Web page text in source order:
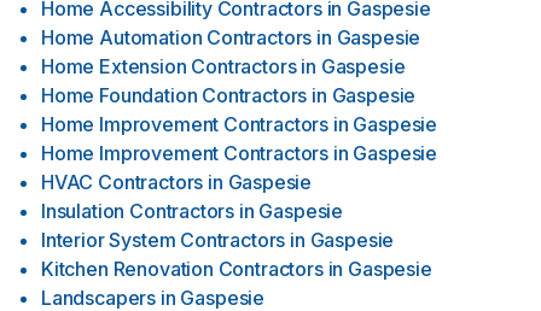
Home Accessibility Contractors in Gaspesie
Home Automation Contractors in Gaspesie
Home Extension Contractors in Gaspesie
Home Foundation Contractors in Gaspesie
Home Improvement Contractors in Gaspesie
Home Improvement Contractors in Gaspesie
HVAC Contractors in Gaspesie
Insulation Contractors in Gaspesie
Interior System Contractors in Gaspesie
Kitchen Renovation Contractors in Gaspesie
Landscapers in Gaspesie